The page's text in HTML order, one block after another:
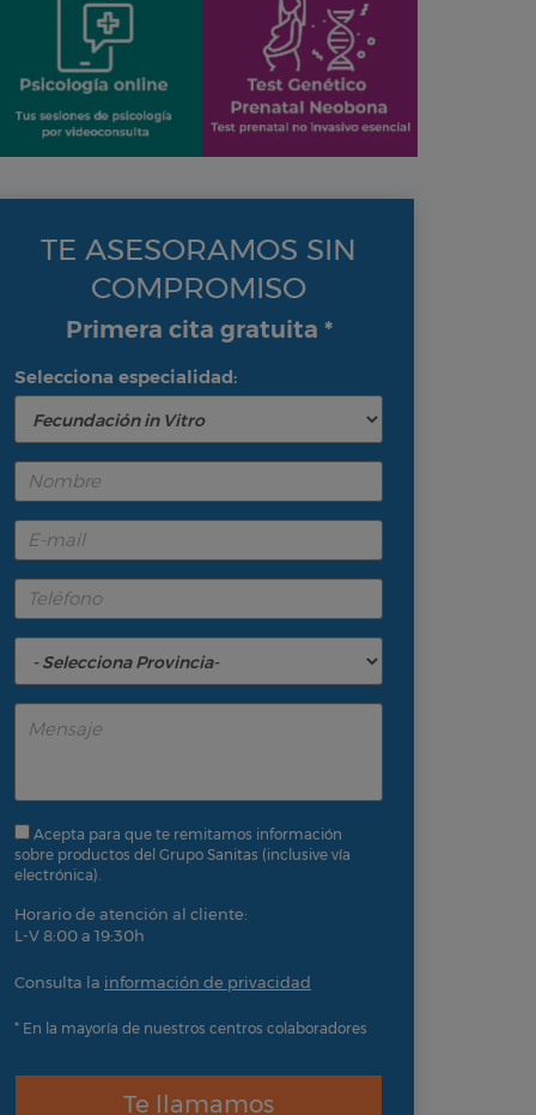
TE ASESORAMOS SIN
COMPROMISO
Primera cita gratuita *
Selecciona especialidad:
Acepta para que te remitamos información
sobre productos del Grupo Sanitas (inclusive vía
electrónica).
Horario de atención al cliente:
L-V 8:00 a 19:30h
Consulta la información de privacidad
* En la mayoría de nuestros centros colaboradores
Te llamamos